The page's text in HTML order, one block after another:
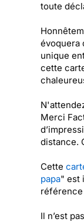
toute
évoquera
unique
cette
Merci
distance.
Cette
papa" est
référence
Il n’est